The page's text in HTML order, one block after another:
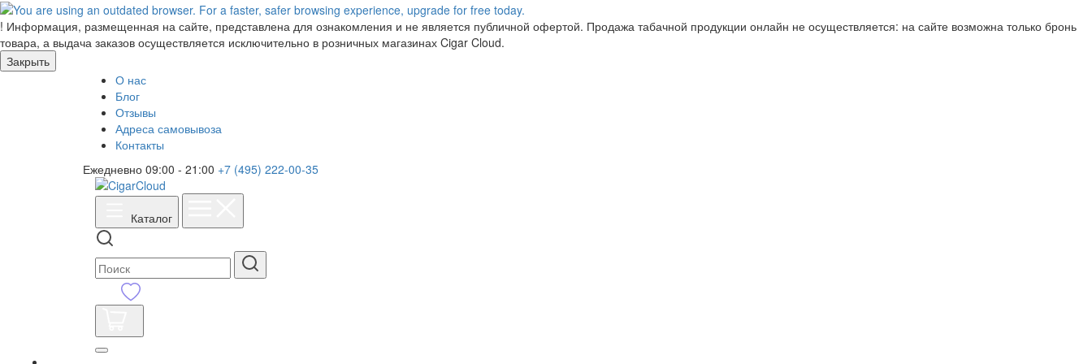
! Информация, размещенная на сайте, представлена для ознакомления и не является публичной офертой. Продажа табачной продукции онлайн не осуществляется: на сайте возможна только бронь
товара, а выдача заказов осуществляется исключительно в розничных магазинах Cigar Cloud.
Закрыть
О нас
Блог
Отзывы
Адреса самовывоза
Контакты
Ежедневно 09:00 - 21:00 +7 (495) 222-00-35
Каталог